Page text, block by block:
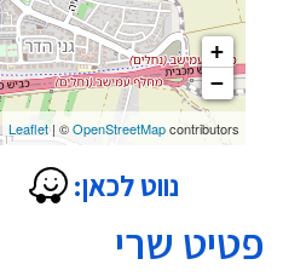
+
−
Leaflet| ©OpenStreetMapcontributors
נווט לכאן:
פטיט שרי